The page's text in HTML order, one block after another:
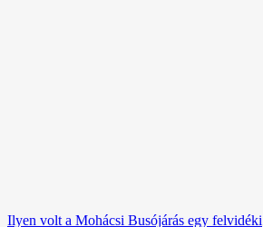
Ilyen volt a Mohácsi Busójárás egy felvidéki